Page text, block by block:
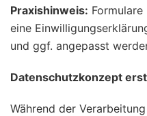
Praxishinweis:
eine
und ggf. angepasst
Datenschutzkonzept
Während der